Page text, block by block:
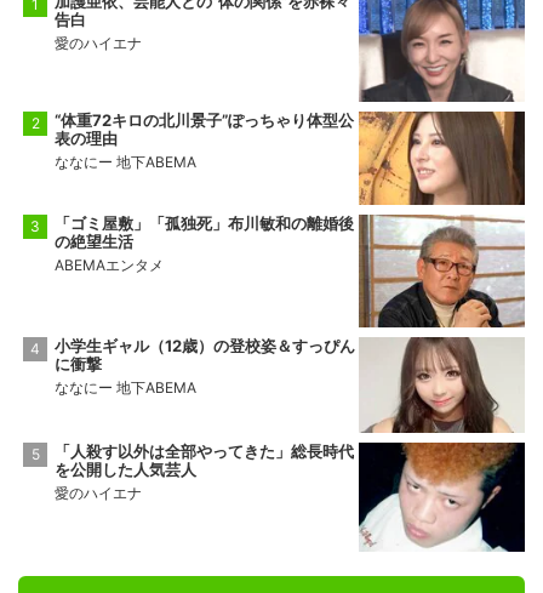
告白
愛のハイエナ
“体重72キロの北川景子”ぽっちゃり体型公
表の理由
ななにー 地下ABEMA
「ゴミ屋敷」「孤独死」布川敏和の離婚後
の絶望生活
ABEMAエンタメ
小学生ギャル（12歳）の登校姿＆すっぴん
に衝撃
ななにー 地下ABEMA
「人殺す以外は全部やってきた」総長時代
を公開した人気芸人
愛のハイエナ